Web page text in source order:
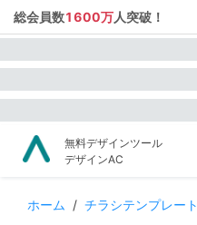
総会員数1600万人突破！
無料デザインツール
デザインAC
ホーム / チラシテンプレート